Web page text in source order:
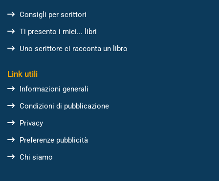
Consigli per scrittori
Ti presento i miei... libri
Uno scrittore ci racconta un libro
Link utili
Informazioni generali
Condizioni di pubblicazione
Privacy
Preferenze pubblicità
Chi siamo